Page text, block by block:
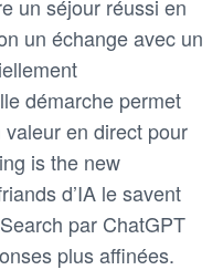
un séjour réussi en
un échange avec un
démarche permet
en direct pour
is the new
d’IA le savent
par ChatGPT
plus affinées.